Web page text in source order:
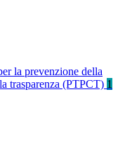
la prevenzione della
trasparenza (PTPCT) 1